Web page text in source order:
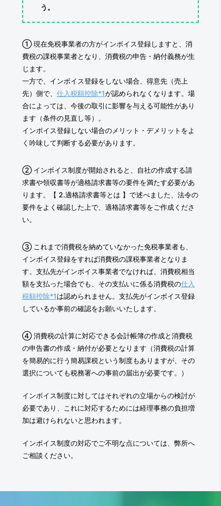
う。
① 現在免税事業者の方がインボイス登録しますと、消
費税の課税事業者となり、消費税の申告・納付義務が生
じます。
一方で、インボイス登録をしない場合、得意先（売上
先）側で、 仕入税額控除*1が認められなくなります。場
合によっては、今後の取引に影響を与える可能性があり
ます（条件の見直し等）。
インボイス登録しない場合のメリット・デメリットをよ
く吟味して判断する必要があります。
② インボイス制度が開始されると、自社の作成する請
求書や領収書等が適格請求書等の要件を満たす必要があ
ります。【 2.適格請求書等とは 】で述べました、法令の
要件をよく確認した上で、適格請求書等をご作成くださ
い。
③ これまで消費税を納めていなかった免税事業者も、
インボイス登録をすれば消費税の課税事業者となりま
す。支払先がインボイス事業者でなければ、消費税相当
額を支払った場合でも、その支払いに係る消費税の仕入
税額控除*1は認められません。支払先がインボイス登録
しているか事前の確認をお願いいたします。
④ 消費税の計算に対応できる会計帳簿の作成と消費税
の申告書の作成・納付が必要となります（消費税の計算
を簡易的に行う簡易課税という制度もありますが、その
選択についても税務署への事前の届出が必要です。）
インボイス制度に対してはそれぞれの立場からの検討が
必要であり、これに対応するためには経理事務の負担増
加は避けられないと思われます。
インボイス制度の対応でご不明な点については、弊所へ
ご相談ください。